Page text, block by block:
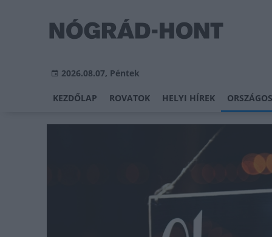
2026.08.07, Péntek
KEZDŐLAP ROVATOK HELYI HÍREK